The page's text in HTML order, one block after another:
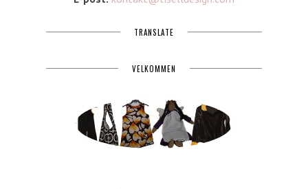
TRANSLATE
VELKOMMEN